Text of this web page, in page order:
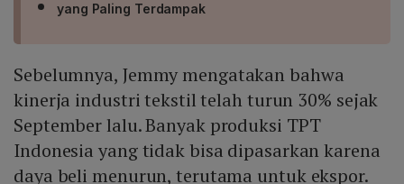
yang Paling Terdampak
Sebelumnya, Jemmy mengatakan bahwa
kinerja industri tekstil telah turun 30% sejak
September lalu. Banyak produksi TPT
Indonesia yang tidak bisa dipasarkan karena
daya beli menurun, terutama untuk ekspor.